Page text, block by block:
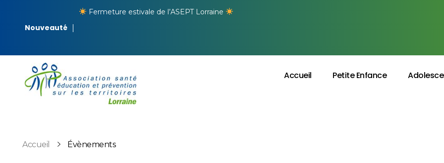
Nouveauté
Fermeture estivale de l’ASEPT Lorraine
Accueil Petite Enfance
Accueil Évènements